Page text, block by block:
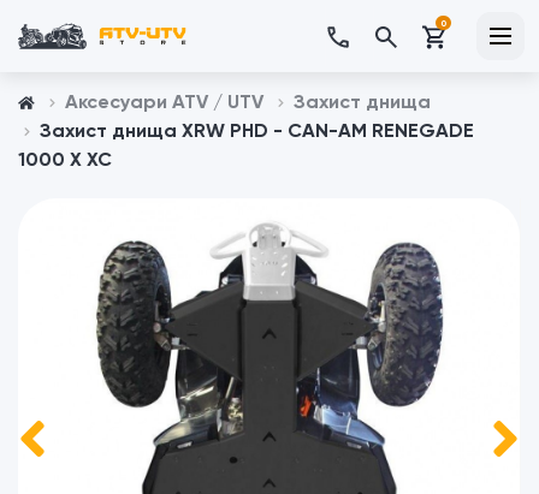
0
Аксесуари ATV / UTV
Захист днища
Захист днища XRW PHD - CAN-AM RENEGADE
1000 X XC